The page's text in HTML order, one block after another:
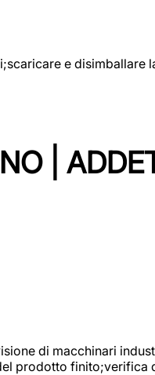
e
|
di macchinari
prodotto finito;verifica